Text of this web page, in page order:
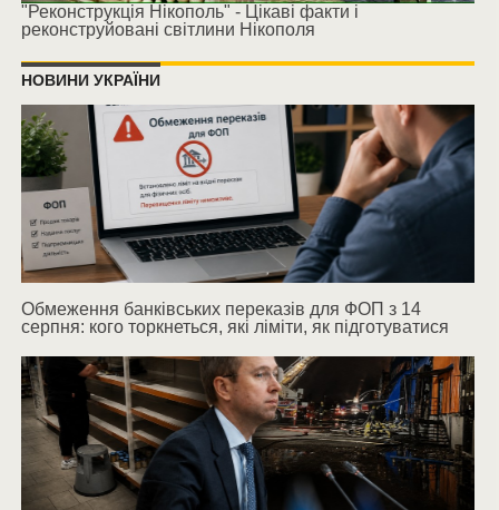
"Реконструкція Нікополь" - Цікаві факти і
реконструйовані світлини Нікополя
НОВИНИ УКРАЇНИ
Обмеження банківських переказів для ФОП з 14
серпня: кого торкнеться, які ліміти, як підготуватися